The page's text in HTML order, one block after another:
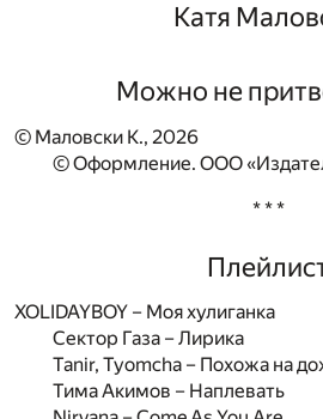
Катя
Можно не
© Маловски К., 2026
© Оформление. ООО
* * *
XOLIDAYBOY – Моя хулиганка
Сектор Газа – Лирика
Tanir, Tyomcha – Похожа на
Тима Акимов – Наплевать